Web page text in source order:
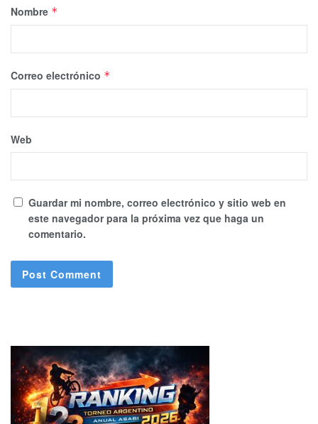
Nombre *
Correo electrónico *
Web
Guardar mi nombre, correo electrónico y sitio web en
este navegador para la próxima vez que haga un
comentario.